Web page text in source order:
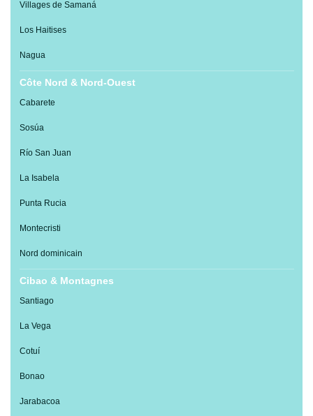
Villages de Samaná
Los Haitises
Nagua
Côte Nord & Nord-Ouest
Cabarete
Sosúa
Río San Juan
La Isabela
Punta Rucia
Montecristi
Nord dominicain
Cibao & Montagnes
Santiago
La Vega
Cotuí
Bonao
Jarabacoa